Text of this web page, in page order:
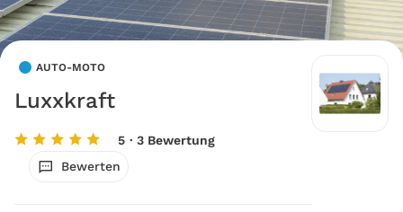
AUTO-MOTO
Luxxkraft
5 · 3 Bewertung
Bewerten